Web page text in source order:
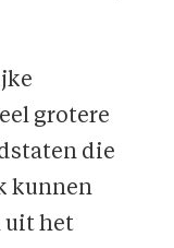
grotere
die
kunnen
uit het